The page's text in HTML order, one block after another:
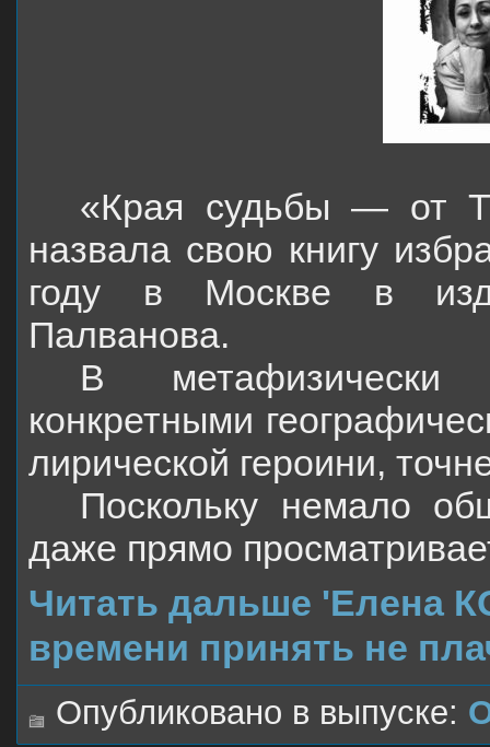
«Края судьбы — от
назвала свою книгу
году в Москве в
Палванова.
В метафизически
конкретными
лирической героини,
Поскольку немало
даже прямо
Читать дальше 'Елена
времени принять не
Опубликовано в выпуске: